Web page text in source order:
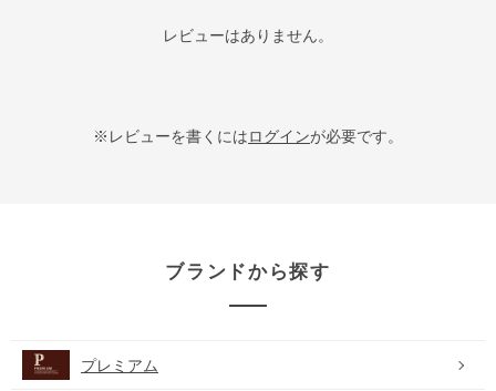
レビューはありません。
※レビューを書くにはログインが必要です。
ブランドから探す
プレミアム